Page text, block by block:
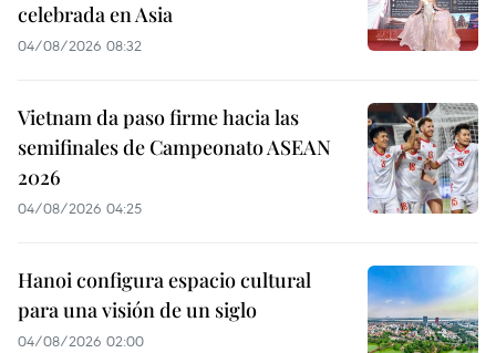
celebrada en Asia
04/08/2026 08:32
Vietnam da paso firme hacia las
semifinales de Campeonato ASEAN
2026
04/08/2026 04:25
Hanoi configura espacio cultural
para una visión de un siglo
04/08/2026 02:00